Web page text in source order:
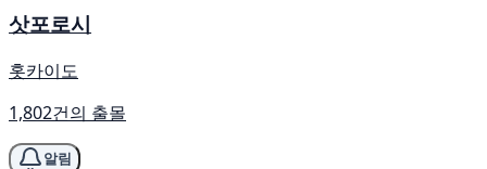
삿포로시
홋카이도
1,802건의 출몰
알림